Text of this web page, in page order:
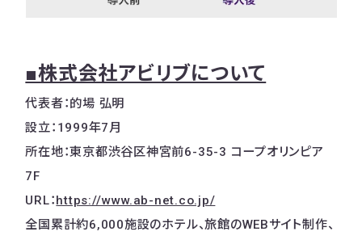
■株式会社アビリブについて
代表者：的場 弘明
設立：1999年7月
所在地：東京都渋谷区神宮前6-35-3 コープオリンピア
7F
URL：https://www.ab-net.co.jp/
全国累計約6,000施設のホテル、旅館のWEBサイト制作、